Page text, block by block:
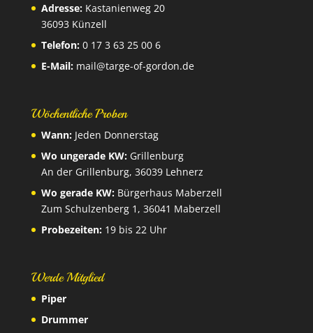
Adresse:Kastanienweg 20
36093 Künzell
Telefon:0 17 3 63 25 00 6
E-Mail: mail@targe-of-gordon.de
Wöchentliche Proben
Wann:Jeden Donnerstag
Wo ungerade KW:Grillenburg
An der Grillenburg, 36039 Lehnerz
Wo gerade KW:Bürgerhaus Maberzell
Zum Schulzenberg 1, 36041 Maberzell
Probezeiten:19 bis 22 Uhr
Werde Mitglied
Piper
Drummer